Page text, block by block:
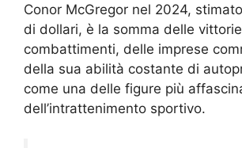
Conor McGregor nel 2024,
di dollari, è la somma delle
combattimenti, delle imprese
della sua abilità costante di
come una delle figure più
dell’intrattenimento sportivo.